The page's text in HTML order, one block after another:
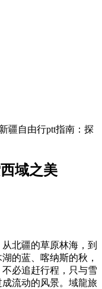
新疆自由行ptt指南：探
域之美
北疆的草原林海，到
的蓝、喀纳斯的秋，
必追赶行程，只与雪
流动的风景。域龍旅